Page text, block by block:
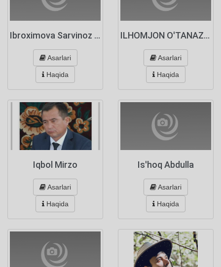
Ibroximova Sarvinoz Ne'matjon qizi
Asarlari
Haqida
ILHOMJON O'TANAZAROV
Asarlari
Haqida
Iqbol Mirzo
Asarlari
Haqida
Is'hoq Abdulla
Asarlari
Haqida